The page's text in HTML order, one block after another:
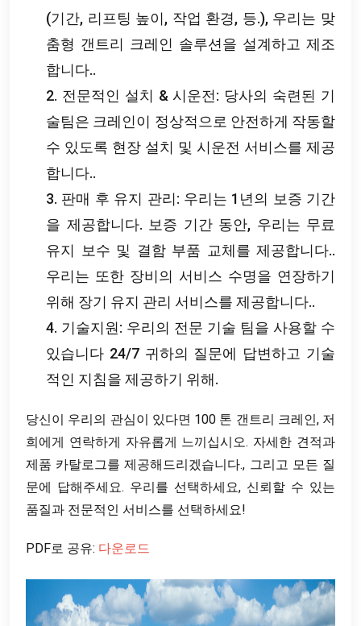
(기간, 리프팅 높이, 작업 환경, 등.), 우리는 맞
춤형 갠트리 크레인 솔루션을 설계하고 제조
합니다..
2. 전문적인 설치 & 시운전: 당사의 숙련된 기
술팀은 크레인이 정상적으로 안전하게 작동할
수 있도록 현장 설치 및 시운전 서비스를 제공
합니다..
3. 판매 후 유지 관리: 우리는 1년의 보증 기간
을 제공합니다. 보증 기간 동안, 우리는 무료
유지 보수 및 결함 부품 교체를 제공합니다..
우리는 또한 장비의 서비스 수명을 연장하기
위해 장기 유지 관리 서비스를 제공합니다..
4. 기술지원: 우리의 전문 기술 팀을 사용할 수
있습니다 24/7 귀하의 질문에 답변하고 기술
적인 지침을 제공하기 위해.
당신이 우리의 관심이 있다면 100 톤 갠트리 크레인, 저
희에게 연락하게 자유롭게 느끼십시오. 자세한 견적과
제품 카탈로그를 제공해드리겠습니다., 그리고 모든 질
문에 답해주세요. 우리를 선택하세요, 신뢰할 수 있는
품질과 전문적인 서비스를 선택하세요!
PDF로 공유: 다운로드